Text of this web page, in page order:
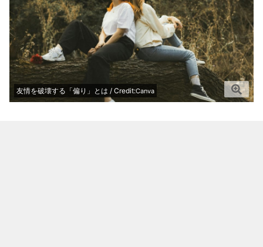
友情を破壊する「偏り」とは / Credit:Canva